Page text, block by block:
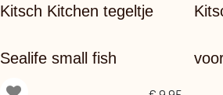
Kitsch Kitchen tegeltje
Sealife small fish